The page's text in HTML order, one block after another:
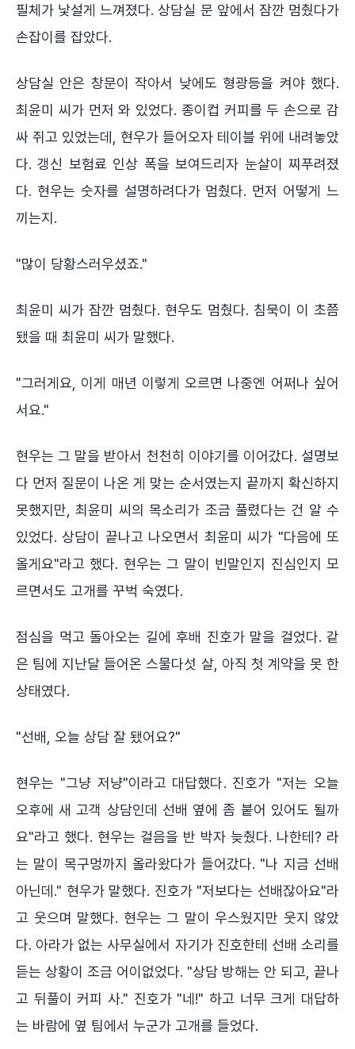
필체가 낯설게 느껴졌다. 상담실 문 앞에서 잠깐 멈췄다가
손잡이를 잡았다.
상담실 안은 창문이 작아서 낮에도 형광등을 켜야 했다.
최윤미 씨가 먼저 와 있었다. 종이컵 커피를 두 손으로 감
싸 쥐고 있었는데, 현우가 들어오자 테이블 위에 내려놓았
다. 갱신 보험료 인상 폭을 보여드리자 눈살이 찌푸려졌
다. 현우는 숫자를 설명하려다가 멈췄다. 먼저 어떻게 느
끼는지.
"많이 당황스러우셨죠."
최윤미 씨가 잠깐 멈췄다. 현우도 멈췄다. 침묵이 이 초쯤
됐을 때 최윤미 씨가 말했다.
"그러게요, 이게 매년 이렇게 오르면 나중엔 어쩌나 싶어
서요."
현우는 그 말을 받아서 천천히 이야기를 이어갔다. 설명보
다 먼저 질문이 나온 게 맞는 순서였는지 끝까지 확신하지
못했지만, 최윤미 씨의 목소리가 조금 풀렸다는 건 알 수
있었다. 상담이 끝나고 나오면서 최윤미 씨가 "다음에 또
올게요"라고 했다. 현우는 그 말이 빈말인지 진심인지 모
르면서도 고개를 꾸벅 숙였다.
점심을 먹고 돌아오는 길에 후배 진호가 말을 걸었다. 같
은 팀에 지난달 들어온 스물다섯 살, 아직 첫 계약을 못 한
상태였다.
"선배, 오늘 상담 잘 됐어요?"
현우는 "그냥 저냥"이라고 대답했다. 진호가 "저는 오늘
오후에 새 고객 상담인데 선배 옆에 좀 붙어 있어도 될까
요"라고 했다. 현우는 걸음을 반 박자 늦췄다. 나한테? 라
는 말이 목구멍까지 올라왔다가 들어갔다. "나 지금 선배
아닌데." 현우가 말했다. 진호가 "저보다는 선배잖아요"라
고 웃으며 말했다. 현우는 그 말이 우스웠지만 웃지 않았
다. 아라가 없는 사무실에서 자기가 진호한테 선배 소리를
듣는 상황이 조금 어이없었다. "상담 방해는 안 되고, 끝나
고 뒤풀이 커피 사." 진호가 "네!" 하고 너무 크게 대답하
는 바람에 옆 팀에서 누군가 고개를 들었다.